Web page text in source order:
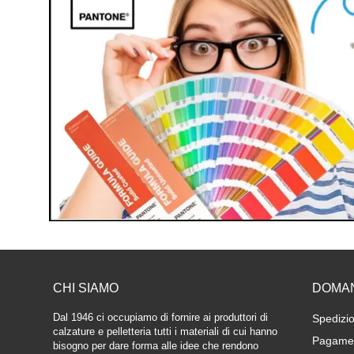
CHI SIAMO
Dal 1946 ci occupiamo di fornire ai produttori di
calzature e pelletteria tutti i materiali di cui hanno
bisogno per dare forma alle idee che rendono